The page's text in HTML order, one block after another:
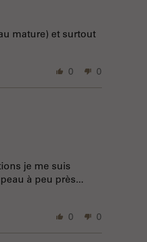
mature) et surtout
0 0
je me suis
à peu près...
0 0